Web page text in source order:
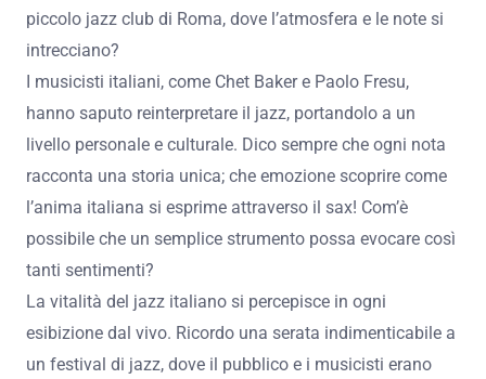
piccolo jazz club di Roma, dove l’atmosfera e le note si
intrecciano?
I musicisti italiani, come Chet Baker e Paolo Fresu,
hanno saputo reinterpretare il jazz, portandolo a un
livello personale e culturale. Dico sempre che ogni nota
racconta una storia unica; che emozione scoprire come
l’anima italiana si esprime attraverso il sax! Com’è
possibile che un semplice strumento possa evocare così
tanti sentimenti?
La vitalità del jazz italiano si percepisce in ogni
esibizione dal vivo. Ricordo una serata indimenticabile a
un festival di jazz, dove il pubblico e i musicisti erano